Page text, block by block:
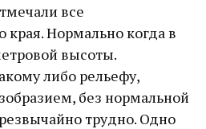
все
края. Нормально когда в
высоты.
либо рельефу,
без нормальной
трудно. Одно